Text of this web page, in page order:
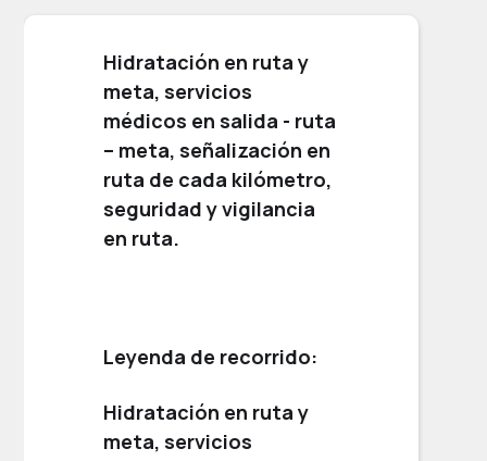
Hidratación en ruta y
meta, servicios
médicos en salida - ruta
– meta, señalización en
ruta de cada kilómetro,
seguridad y vigilancia
en ruta.
Leyenda de recorrido:
Hidratación en ruta y
meta, servicios